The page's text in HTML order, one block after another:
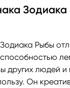
Рыбы
других людей и
Он